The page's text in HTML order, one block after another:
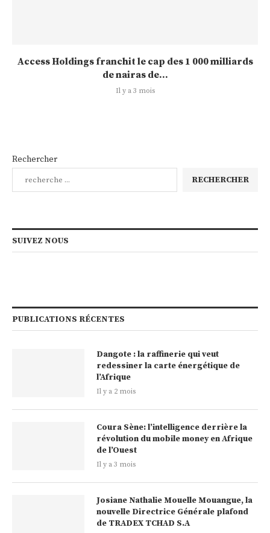
Access Holdings franchit le cap des 1 000 milliards
de nairas de...
Il y a 3 mois
Rechercher
RECHERCHER
SUIVEZ NOUS
PUBLICATIONS RÉCENTES
Dangote : la raffinerie qui veut
redessiner la carte énergétique de
l’Afrique
Il y a 2 mois
Coura Sène: l’intelligence derrière la
révolution du mobile money en Afrique
de l’Ouest
Il y a 3 mois
Josiane Nathalie Mouelle Mouangue, la
nouvelle Directrice Générale plafond
de TRADEX TCHAD S.A